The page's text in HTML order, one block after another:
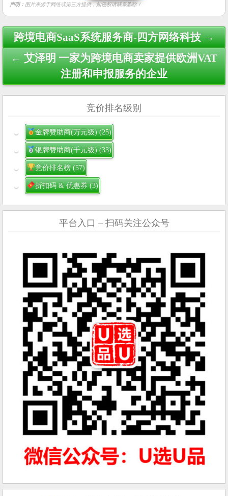
声明： 图片来源于网络或第三方提供，如侵权请联系删除！
Post
navigation
跨境电商SaaS系统服务商-四方网络科技 →
← 艾泽明 一家为跨境电商卖家提供欧洲VAT
注册和申报服务的企业
竞价排名级别
金牌赞助商(万元级)(25)
银牌赞助商(千元级)(33)
竞价排名榜(57)
折扣码 & 优惠券(3)
平台入口 – 扫码关注公众号